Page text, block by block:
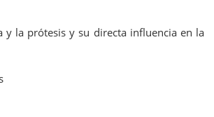
y la prótesis y su directa influencia en la